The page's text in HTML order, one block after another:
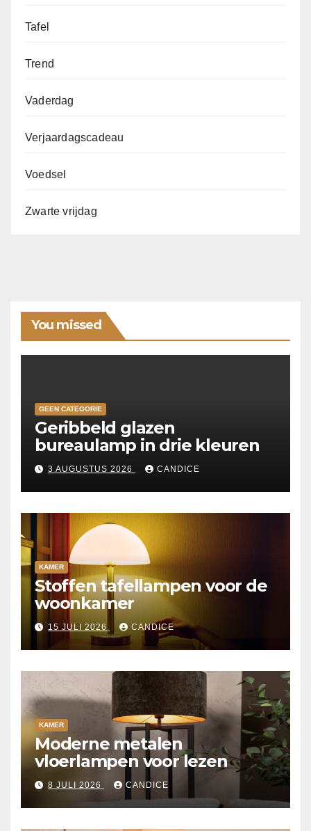
Tafel
Trend
Vaderdag
Verjaardagscadeau
Voedsel
Zwarte vrijdag
You missed
GEEN CATEGORIE
Geribbeld glazen
bureaulamp in drie kleuren
3 AUGUSTUS 2026 CANDICE
KAMER
Stoffen tafellampen voor de
woonkamer
15 JULI 2026 CANDICE
KAMER
Moderne metalen
vloerlampen voor lezen
8 JULI 2026 CANDICE